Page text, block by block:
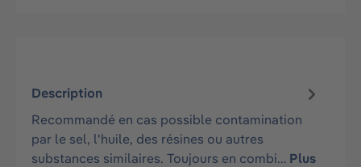
Description
Recommandé en cas possible contamination
par le sel, l'huile, des résines ou autres
substances similaires. Toujours en combi… Plus